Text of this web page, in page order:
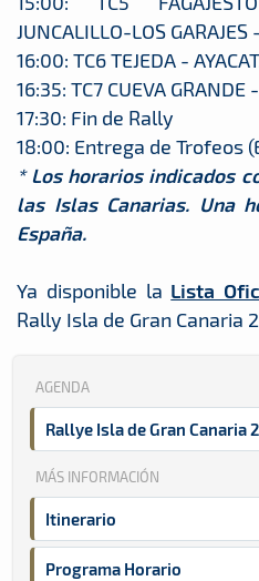
JUNCALILLO-LOS
16:00: TC6 TEJEDA -
16:35: TC7 CUEVA
17:30: Fin de Rally
18:00: Entrega de Trofeos
* Los horarios indicados
las Islas Canarias. Una
España.
Ya disponible la Lista
Rally Isla de Gran Canaria
AGENDA
Rallye Isla de Gran Canaria
MÁS INFORMACIÓN
Itinerario
Programa Horario